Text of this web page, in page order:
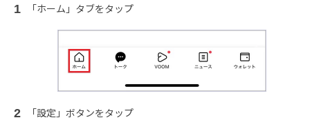
「ホーム」タブをタップ
「設定」ボタンをタップ